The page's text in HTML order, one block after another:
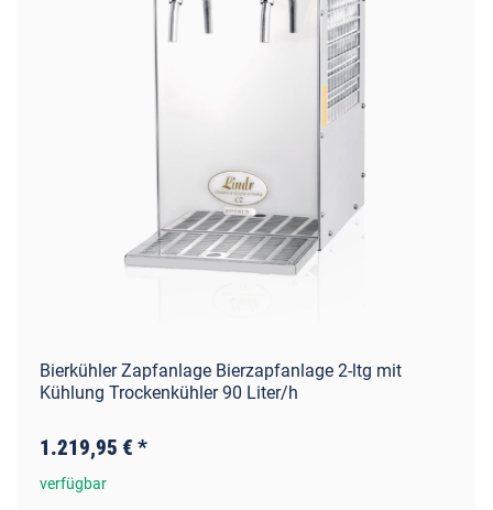
Bierkühler Zapfanlage Bierzapfanlage 2-ltg mit
Kühlung Trockenkühler 90 Liter/h
1.219,95 € *
verfügbar